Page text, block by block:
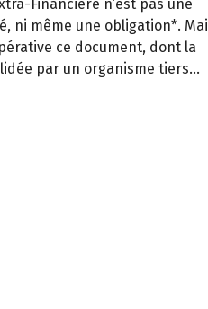
Financière n’est pas une
ni même une obligation*.
ce document, dont la
par un organisme tiers